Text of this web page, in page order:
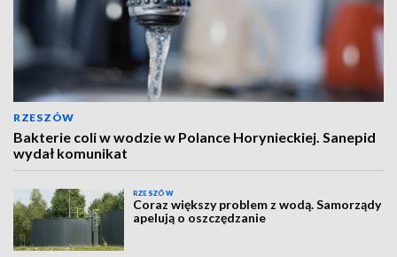
RZESZÓW
Bakterie coli w wodzie w Polance Horynieckiej. Sanepid
wydał komunikat
RZESZÓW
Coraz większy problem z wodą. Samorządy
apelują o oszczędzanie